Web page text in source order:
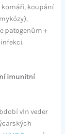
komáři, koupání
patogenům +
imunitní
vln veder